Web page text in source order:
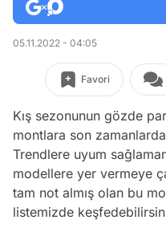
05.11.2022 - 04:05
Favori
Kış sezonunun gözde
montlara son
Trendlere uyum
modellere yer vermeye
tam not almış olan bu
listemizde